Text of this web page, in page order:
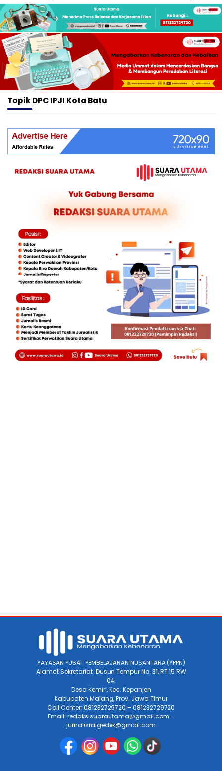
TopikDPC IPJI Kota Batu
YAYASAN PUSAT PEMBELAJARAN NUSANTARA (YPPN)
Alamat Sekretariat :Dusun Tempur No. 31, RT 15 RW
04.
Desa Kemiri, Kec. Kepanjen
Kabupaten Malang, Prov. Jawa Timur
Call Center: 081232729720 – 081232729720
Email: redaksisuarautama@gmail.com –
jurnalisraigedek@gmail.com